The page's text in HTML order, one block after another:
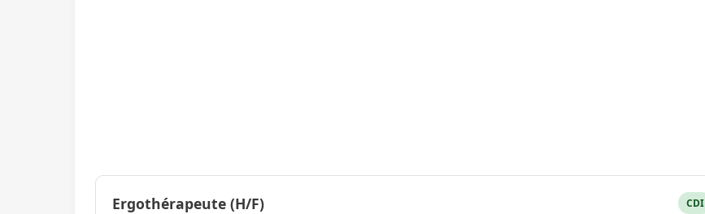
Ergothérapeute (H/F) CDI